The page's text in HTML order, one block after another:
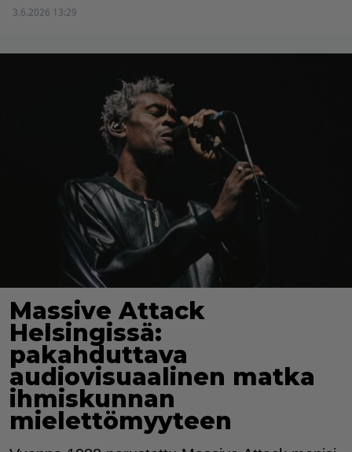
3.6.2026 13:29
Massive Attack
Helsingissä:
pakahduttava
audiovisuaalinen matka
ihmiskunnan
mielettömyyteen